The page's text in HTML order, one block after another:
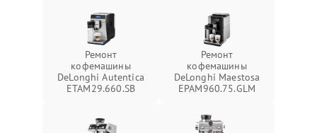
Ремонт
кофемашины
DeLonghi Autentica
ETAM29.660.SB
Ремонт
кофемашины
DeLonghi Maestosa
EPAM960.75.GLM